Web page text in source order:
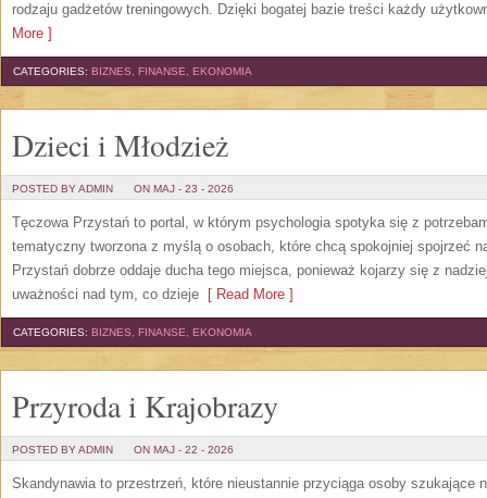
rodzaju gadżetów treningowych. Dzięki bogatej bazie treści każdy
More ]
CATEGORIES: BIZNES, FINANSE, EKONOMIA
Dzieci i Młodzież
POSTED BY ADMIN ON MAJ - 23 - 2026
Tęczowa Przystań to portal, w którym psychologia spotyka się z
tematyczny tworzona z myślą o osobach, które chcą spokojniej spojrzeć
Przystań dobrze oddaje ducha tego miejsca, ponieważ kojarzy się z
uważności nad tym, co dzieje [ Read More ]
CATEGORIES: BIZNES, FINANSE, EKONOMIA
Przyroda i Krajobrazy
POSTED BY ADMIN ON MAJ - 22 - 2026
Skandynawia to przestrzeń, które nieustannie przyciąga osoby szukające